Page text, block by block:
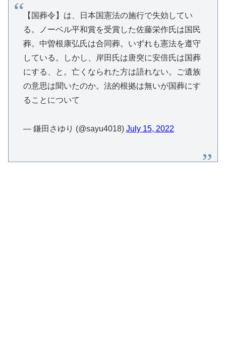
【国葬令】は、日本国憲法の施行で失効してい
る。ノーベル平和賞を受賞した佐藤栄作氏は国民
葬。中曽根康弘氏は合同葬。いずれも憲法を遵守
している。しかし、岸田氏は唐突に安倍氏は国葬
にする、と。亡くなられた方は語れない。ご遺族
の意思は聞いたのか。法的根拠は無いが国葬にす
ることについて
— 鎌田さゆり (@sayu4018) July 15, 2022